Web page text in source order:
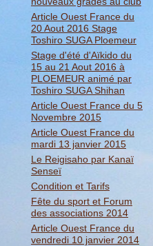
Article Ouest France du
20 Aout 2016 Stage
Toshiro SUGA Ploemeur
Stage d'été d'Aïkido du
15 au 21 Aout 2016 à
PLOEMEUR animé par
Toshiro SUGA Shihan
Article Ouest France du 5
Novembre 2015
Article Ouest France du
mardi 13 janvier 2015
Le Reigisaho par Kanaï
Senseï
Condition et Tarifs
Fête du sport et Forum
des associations 2014
Article Ouest France du
vendredi 10 janvier 2014